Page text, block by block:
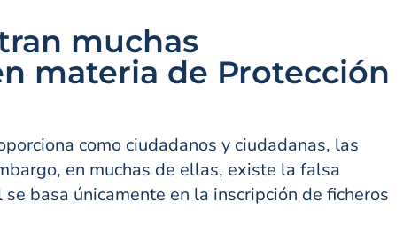
muchas
materia de Protección
como ciudadanos y ciudadanas, las
en muchas de ellas, existe la falsa
basa únicamente en la inscripción de ficheros